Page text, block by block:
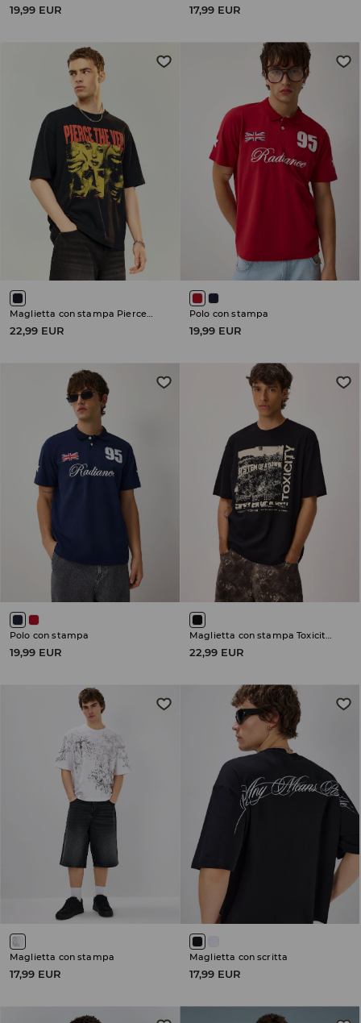
19,99 EUR 17,99 EUR
Maglietta con stampa Pierce the Veil
22,99 EUR
Polo con stampa
19,99 EUR
Polo con stampa
19,99 EUR
Maglietta con stampa Toxicity System of a Down
22,99 EUR
Maglietta con stampa
17,99 EUR
Maglietta con scritta
17,99 EUR